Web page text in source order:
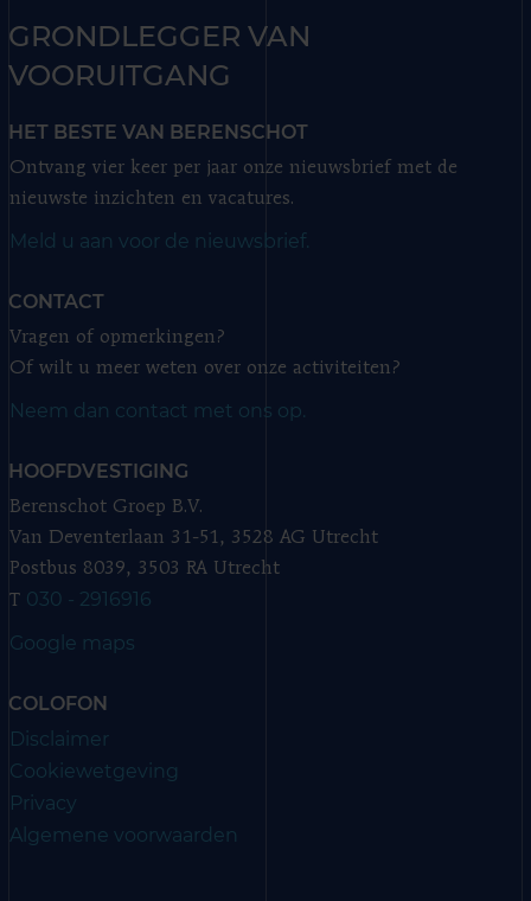
GRONDLEGGER VAN
VOORUITGANG
HET BESTE VAN BERENSCHOT
Ontvang vier keer per jaar onze nieuwsbrief met de
nieuwste inzichten en vacatures.
Meld u aan voor de nieuwsbrief.
CONTACT
Vragen of opmerkingen?
Of wilt u meer weten over onze activiteiten?
Neem dan contact met ons op.
HOOFDVESTIGING
Berenschot Groep B.V.
Van Deventerlaan 31-51, 3528 AG Utrecht
Postbus 8039, 3503 RA Utrecht
T 030 - 2916916
Google maps
COLOFON
Disclaimer
Cookiewetgeving
Privacy
Algemene voorwaarden